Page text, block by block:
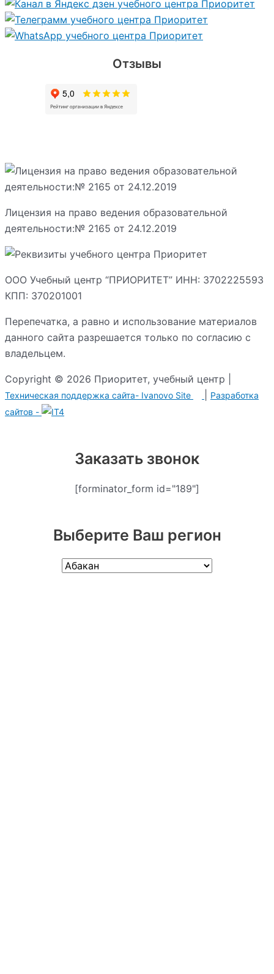
Отзывы
Лицензия на право ведения образовательной
деятельности:№ 2165 от 24.12.2019
ООО Учебный центр “ПРИОРИТЕТ” ИНН: 3702225593
КПП: 370201001
Перепечатка, а равно и использование материалов
данного сайта разрешается только по согласию с
владельцем.
Copyright © 2026 Приоритет, учебный центр |
Техническая поддержка сайта- Ivanovo Site
Разработка
сайтов -
Заказать звонок
[forminator_form id="189"]
Выберите Ваш регион